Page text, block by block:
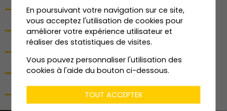
VILLAS - CHALETS
IMMEUBLES D'HABITATION
IMMEUBLES COMMERCIAUX
IMMEUBLES INDUSTRIELS
En poursuivant votre navigation sur ce site,
vous acceptez l'utilisation de cookies pour
améliorer votre expérience utilisateur et
réaliser des statistiques de visites.
Vous pouvez personnaliser l'utilisation des
cookies à l'aide du bouton ci-dessous.
TOUT ACCEPTER